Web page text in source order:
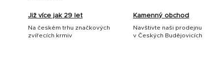
Již více jak 29 let
Na českém trhu značkových
zvířecích krmiv
Kamenný obchod
Navštivte naši prodejnu
v Českých Budějovicích